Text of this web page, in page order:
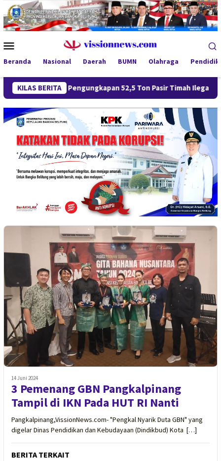
Loncat
ke
konten
Mobile
Beranda Nasional Daerah BUMN Olahraga
KILAS BERITA
Pengungkapan 52,5 Ton Pasir Timah Ilegal di Belitung
14 Juni 2024
3 Pemenang GBN Pangkalpinang
Tampil di IKN Pada HUT RI Nanti
Pangkalpinang,VissionNews.com- "Pengkal Nyarik Duta GBN" yang
digelar Dinas Pendidikan dan Kebudayaan (Dindikbud) Kota […]
BERITA TERKAIT